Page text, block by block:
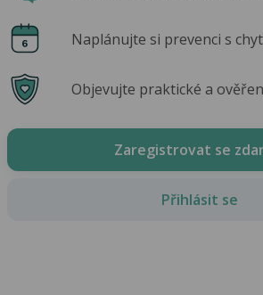
Naplánujte si prevenci s
Objevujte praktické a
Zaregistrovat se
Přihlásit se